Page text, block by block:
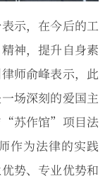
示，在今后的工
神，提升自身素
师俞峰表示，此
场深刻的爱国主
“苏作馆”项目法
作为法律的实践
势、专业优势和